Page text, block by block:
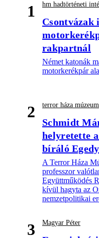
1 hm hadtörténeti
rakpartnál
Német katonák
motorkerékpár
2 terror háza múzeum
Schmidt
helyretette
bíráló
A Terror Háza
professzor
Együttműködés
kívül hagyta az
nemzetpolitikai
3 Magyar Péter